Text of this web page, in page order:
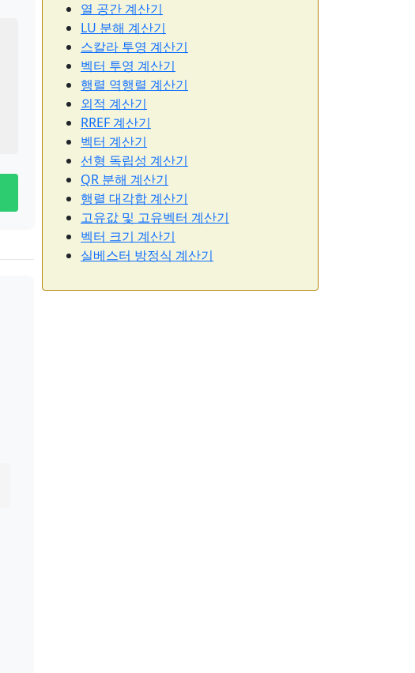
열 공간 계산기
LU 분해 계산기
스칼라 투영 계산기
벡터 투영 계산기
행렬 역행렬 계산기
외적 계산기
RREF 계산기
벡터 계산기
선형 독립성 계산기
QR 분해 계산기
행렬 대각합 계산기
고유값 및 고유벡터 계산기
벡터 크기 계산기
실베스터 방정식 계산기